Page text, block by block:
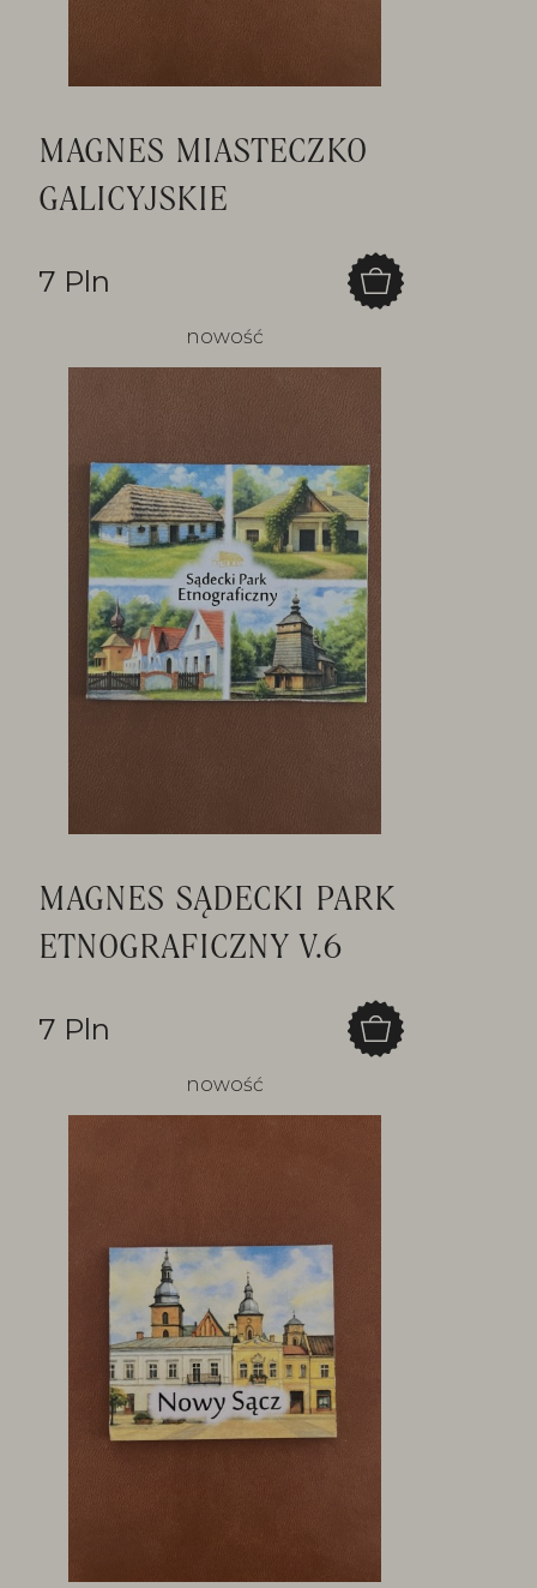
MAGNES MIASTECZKO
GALICYJSKIE
7 Pln
nowość
MAGNES SĄDECKI PARK
ETNOGRAFICZNY V.6
7 Pln
nowość